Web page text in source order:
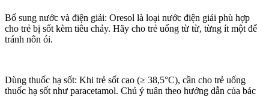
Bổ sung nước và điện giải: Oresol là loại nước điện giải phù hợp
cho trẻ bị sốt kèm tiêu chảy. Hãy cho trẻ uống từ từ, từng ít một để
tránh nôn ói.
Dùng thuốc hạ sốt: Khi trẻ sốt cao (≥ 38,5°C), cần cho trẻ uống
thuốc hạ sốt như paracetamol. Chú ý tuân theo hướng dẫn của bác